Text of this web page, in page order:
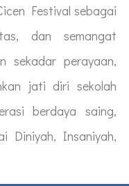
Festival sebagai
dan semangat
sekadar perayaan,
jati diri sekolah
berdaya saing,
Diniyah, Insaniyah,